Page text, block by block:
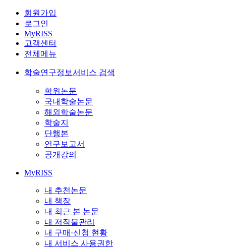
회원가입
로그인
MyRISS
고객센터
전체메뉴
학술연구정보서비스 검색
학위논문
국내학술논문
해외학술논문
학술지
단행본
연구보고서
공개강의
MyRISS
내 추천논문
내 책장
내 최근 본 논문
내 저작물관리
내 구매·신청 현황
내 서비스 사용권한